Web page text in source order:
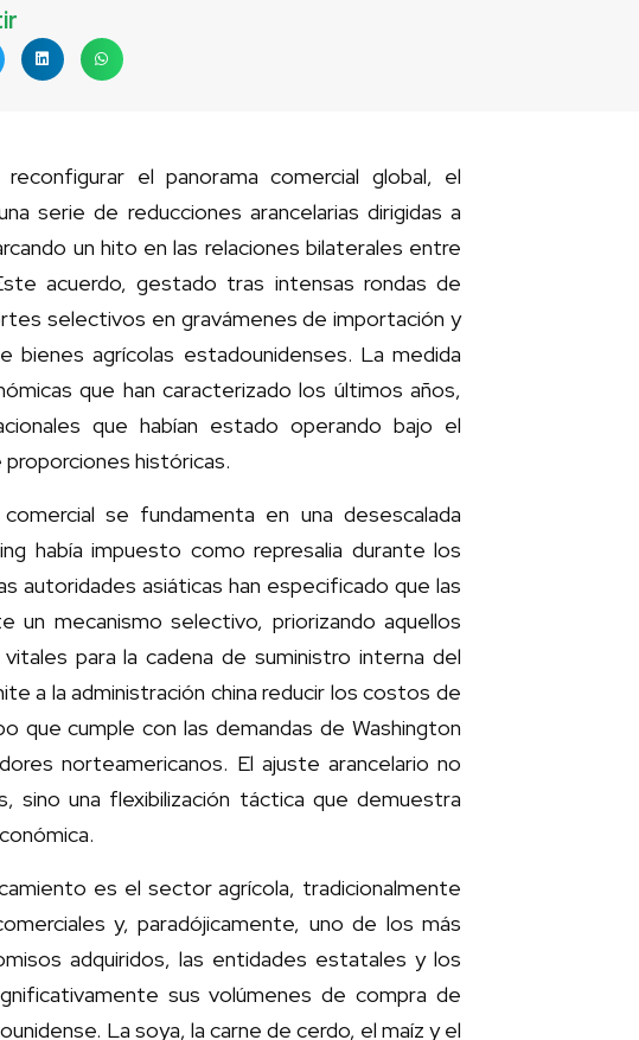
el panorama comercial global, el
serie de reducciones arancelarias dirigidas a
un hito en las relaciones bilaterales entre
acuerdo, gestado tras intensas rondas de
selectivos en gravámenes de importación y
bienes agrícolas estadounidenses. La medida
que han caracterizado los últimos años,
que habían estado operando bajo el
históricas.
se fundamenta en una desescalada
había impuesto como represalia durante los
autoridades asiáticas han especificado que las
un mecanismo selectivo, priorizando aquellos
para la cadena de suministro interna del
a la administración china reducir los costos de
que cumple con las demandas de Washington
norteamericanos. El ajuste arancelario no
sino una flexibilización táctica que demuestra
es el sector agrícola, tradicionalmente
y, paradójicamente, uno de los más
adquiridos, las entidades estatales y los
sus volúmenes de compra de
La soya, la carne de cerdo, el maíz y el